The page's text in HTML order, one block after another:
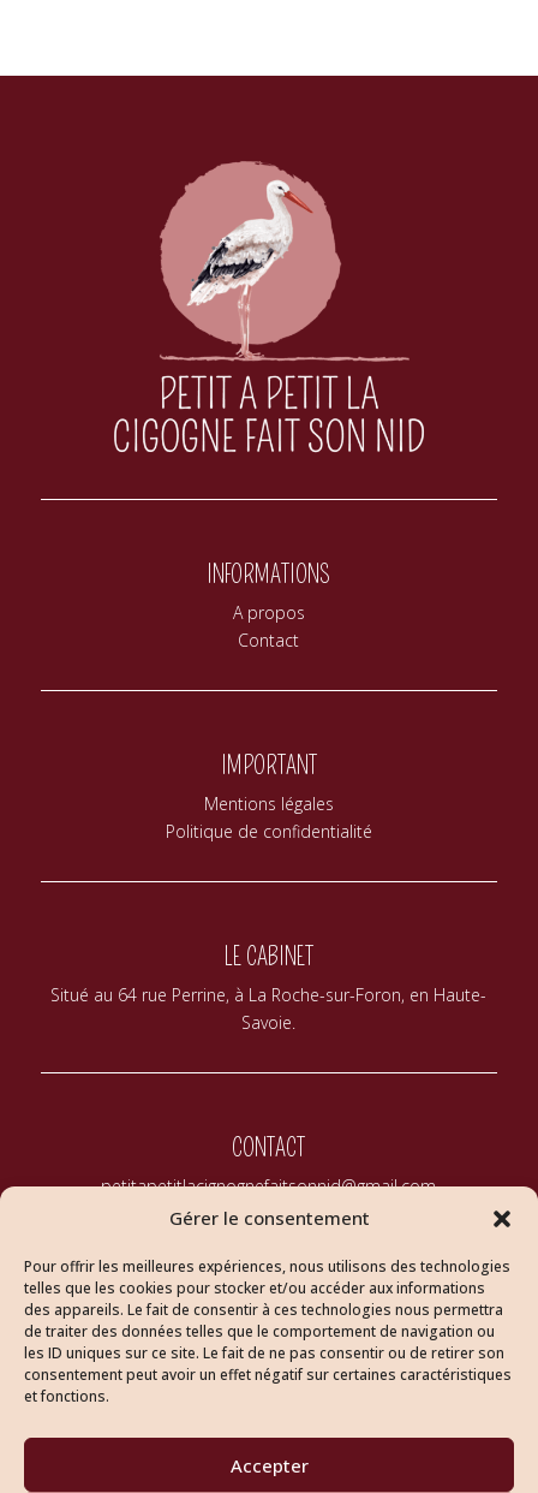
Gérer le consentement
Pour offrir les meilleures expériences, nous utilisons des technologies
telles que les cookies pour stocker et/ou accéder aux informations
des appareils. Le fait de consentir à ces technologies nous permettra
de traiter des données telles que le comportement de navigation ou
les ID uniques sur ce site. Le fait de ne pas consentir ou de retirer son
consentement peut avoir un effet négatif sur certaines caractéristiques
et fonctions.
Accepter
INFORMATIONS
A propos
Contact
IMPORTANT
Mentions légales
Politique de confidentialité
LE CABINET
Situé au 64 rue Perrine, à La Roche-sur-Foron, en Haute-
Savoie.
CONTACT
petitapetitlacignognefaitsonnid@gmail.com
07.81.57.87.79
Je vous accompagne avec bienveillance dans les étapes
clés de la maternité, à La Roche-sur-Foron, en Haute-
grossesse au post-partum.